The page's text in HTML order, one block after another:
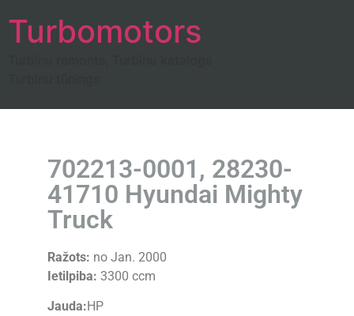
Turbomotors
702213-0001, 28230-
41710 Hyundai Mighty
Truck
Ražots: no Jan. 2000
Ietilpiba: 3300 ccm
Jauda: HP